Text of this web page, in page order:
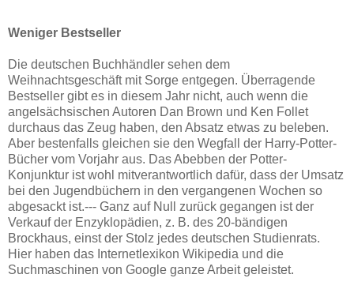
Weniger Bestseller
Die deutschen Buchhändler sehen dem
Weihnachtsgeschäft mit Sorge entgegen. Überragende
Bestseller gibt es in diesem Jahr nicht, auch wenn die
angelsächsischen Autoren Dan Brown und Ken Follet
durchaus das Zeug haben, den Absatz etwas zu beleben.
Aber bestenfalls gleichen sie den Wegfall der Harry-Potter-
Bücher vom Vorjahr aus. Das Abebben der Potter-
Konjunktur ist wohl mitverantwortlich dafür, dass der Umsatz
bei den Jugendbüchern in den vergangenen Wochen so
abgesackt ist.--- Ganz auf Null zurück gegangen ist der
Verkauf der Enzyklopädien, z. B. des 20-bändigen
Brockhaus, einst der Stolz jedes deutschen Studienrats.
Hier haben das Internetlexikon Wikipedia und die
Suchmaschinen von Google ganze Arbeit geleistet.